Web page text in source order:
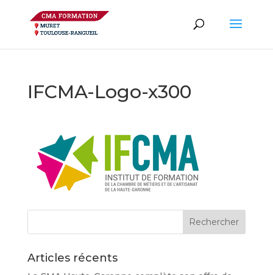
IFCMA-Logo-x300
Articles récents